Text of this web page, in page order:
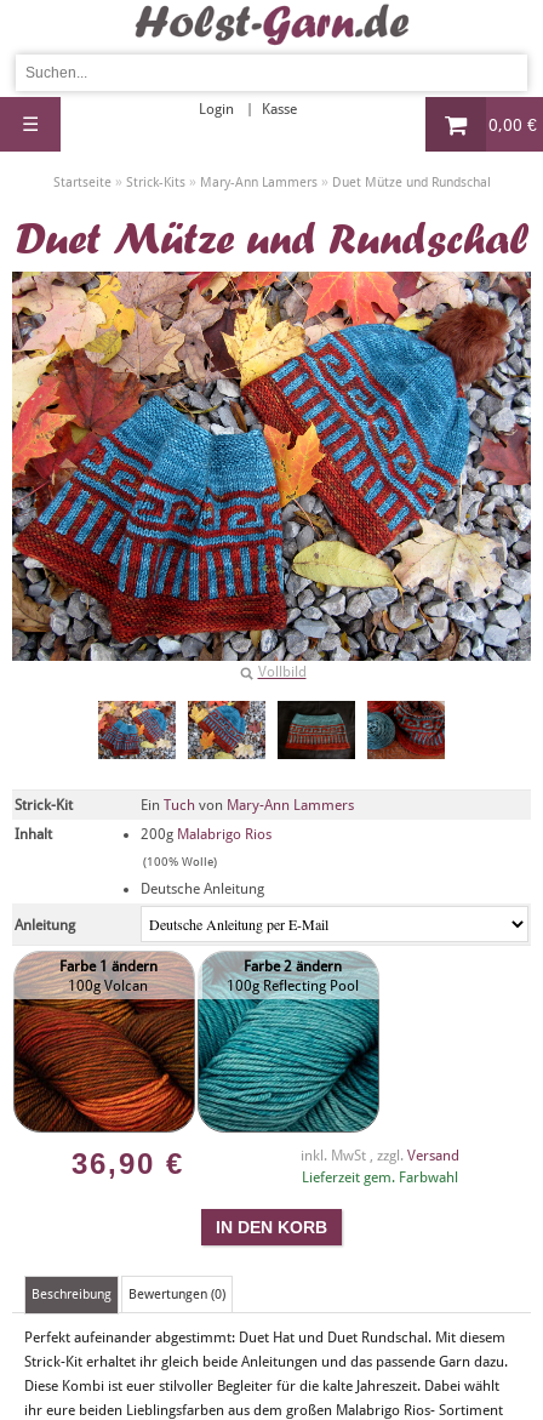
0,00 €
Login Kasse
☰
Startseite» Strick-Kits» Mary-Ann Lammers» Duet Mütze und Rundschal
Duet Mütze und Rundschal
Vollbild
Strick-Kit Ein Tuch von Mary-Ann Lammers
Inhalt
200g Malabrigo Rios
(100% Wolle)
Deutsche Anleitung
Anleitung
Farbe 1 ändern
100g Volcan
Farbe 2 ändern
100g Reflecting Pool
36,90 € inkl. MwSt , zzgl. Versand
Lieferzeit gem. Farbwahl
Beschreibung Bewertungen (0)
Perfekt aufeinander abgestimmt: Duet Hat und Duet Rundschal. Mit diesem
Strick-Kit erhaltet ihr gleich beide Anleitungen und das passende Garn dazu.
Diese Kombi ist euer stilvoller Begleiter für die kalte Jahreszeit. Dabei wählt
ihr eure beiden Lieblingsfarben aus dem großen Malabrigo Rios- Sortiment